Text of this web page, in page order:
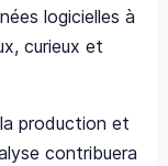
logicielles à
curieux et
production et
contribuera